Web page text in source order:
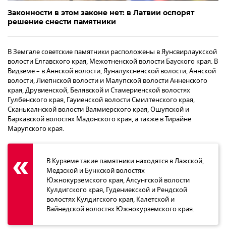
Законности в этом законе нет: в Латвии оспорят
решение снести памятники
В Земгале советские памятники расположены в Яунсвирлаукской
волости Елгавского края, Межотненской волости Бауского края. В
Видземе – в Аннской волости, Яуналуксненской волости, Аннской
волости, Лиепнской волости и Малупской волости Анненского
края, Друвиенской, Белявской и Стамериенской волостях
Гулбенского края, Гауиенской волости Смилтенского края,
Сканькалнской волости Валмиерского края, Ошупской и
Баркавской волостях Мадонского края, а также в Тирайне
Марупского края.
В Курземе такие памятники находятся в Лажской,
Медзской и Бункской волостях
Южнокурземского края, Алсунгской волости
Кулдигского края, Гудениекской и Рендской
волостях Кулдигского края, Калетской и
Вайнедской волостях Южнокурземского края.